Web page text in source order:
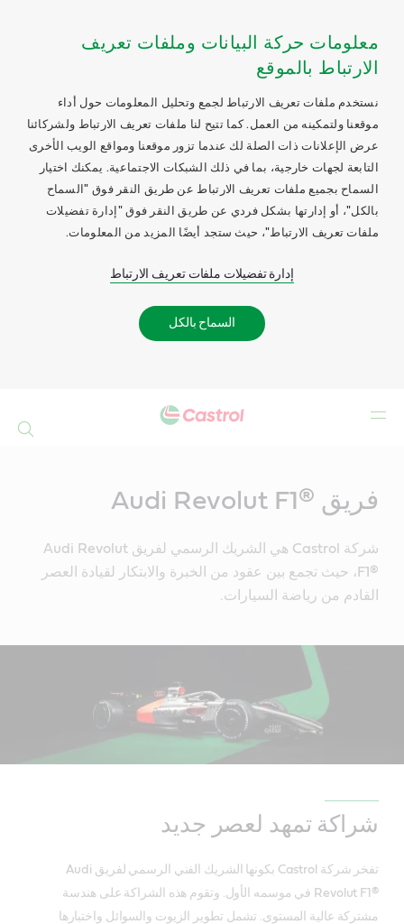
معلومات حركة البيانات وملفات تعريف
الارتباط بالموقع
نستخدم ملفات تعريف الارتباط لجمع وتحليل المعلومات حول أداء
موقعنا ولتمكينه من العمل. كما تتيح لنا ملفات تعريف الارتباط ولشركائنا
عرض الإعلانات ذات الصلة لك عندما تزور موقعنا ومواقع الويب الأخرى
التابعة لجهات خارجية، بما في ذلك الشبكات الاجتماعية. يمكنك اختيار
السماح بجميع ملفات تعريف الارتباط عن طريق النقر فوق "السماح
بالكل"، أو إدارتها بشكل فردي عن طريق النقر فوق "إدارة تفضيلات
ملفات تعريف الارتباط"، حيث ستجد أيضًا المزيد من المعلومات.
إدارة تفضيلات ملفات تعريف الارتباط
السماح بالكل
فريق Audi Revolut F1®‎
شركة Castrol هي الشريك الرسمي لفريق Audi Revolut
F1®‎، حيث تجمع بين عقود من الخبرة والابتكار لقيادة العصر
القادم من رياضة السيارات.
شراكة تمهد لعصر جديد
تفخر شركة Castrol بكونها الشريك الفني الرسمي لفريق Audi
Revolut F1®‎ في موسمه الأول. وتقوم هذه الشراكة على هندسة
مشتركة عالية المستوى. تشمل تطوير الزيوت والسوائل واختبارها